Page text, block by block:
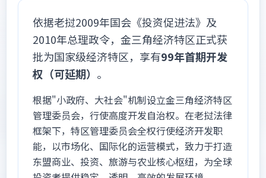
依据老挝2009年国会《投资促进法》及
2010年总理政令，金三角经济特区正式获
批为国家级经济特区，享有99年首期开发
权（可延期） 。
根据"小政府、大社会"机制设立金三角经济特区
管理委员会，行使高度开发自治权。在老挝法律
框架下，特区管理委员会全权行使经济开发职
能，以市场化、国际化的运营模式，致力于打造
东盟商业、投资、旅游与农业核心枢纽，为全球